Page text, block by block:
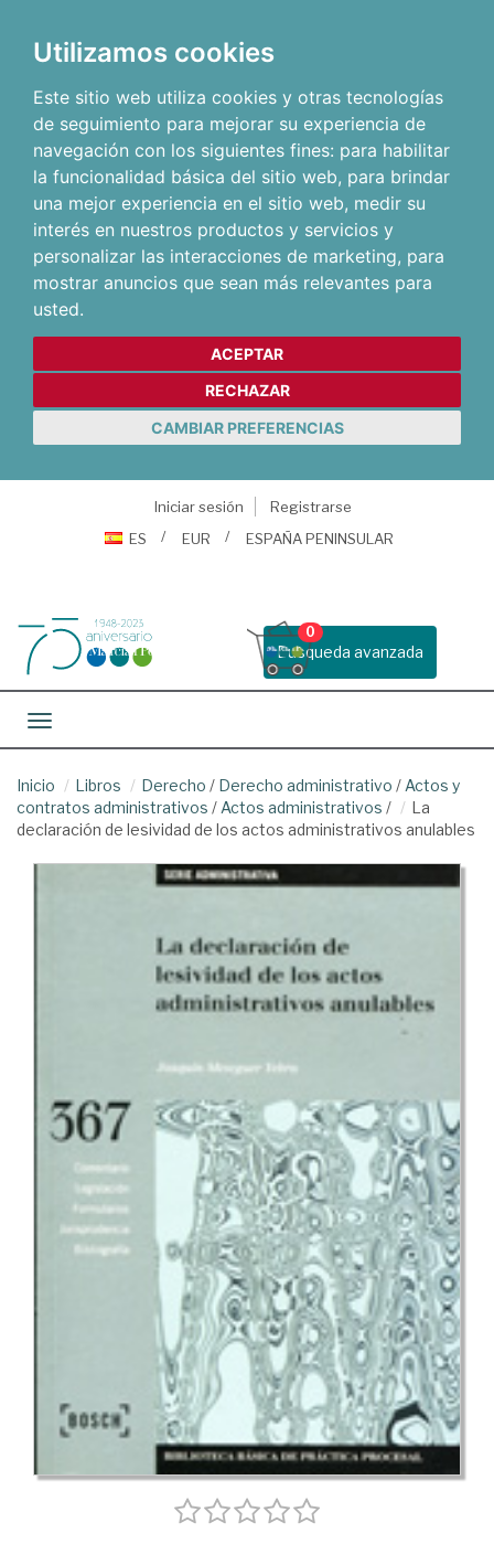
Utilizamos cookies
Este sitio web utiliza cookies y otras tecnologías
de seguimiento para mejorar su experiencia de
navegación con los siguientes fines: para habilitar
la funcionalidad básica del sitio web, para brindar
una mejor experiencia en el sitio web, medir su
interés en nuestros productos y servicios y
personalizar las interacciones de marketing, para
mostrar anuncios que sean más relevantes para
usted.
ACEPTAR
RECHAZAR
CAMBIAR PREFERENCIAS
Iniciar sesión
Registrarse
ES
EUR ESPAÑA PENINSULAR
Busqueda avanzada
0
Toggle navigation
Inicio Libros Derecho / Derecho administrativo / Actos y
contratos administrativos / Actos administrativos /
La
declaración de lesividad de los actos administrativos anulables